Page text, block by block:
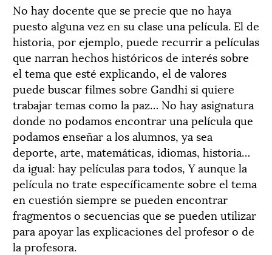
No hay docente que se precie que no haya
puesto alguna vez en su clase una película. El de
historia, por ejemplo, puede recurrir a películas
que narran hechos históricos de interés sobre
el tema que esté explicando, el de valores
puede buscar filmes sobre Gandhi si quiere
trabajar temas como la paz… No hay asignatura
donde no podamos encontrar una película que
podamos enseñar a los alumnos, ya sea
deporte, arte, matemáticas, idiomas, historia…
da igual: hay películas para todos, Y aunque la
película no trate específicamente sobre el tema
en cuestión siempre se pueden encontrar
fragmentos o secuencias que se pueden utilizar
para apoyar las explicaciones del profesor o de
la profesora.